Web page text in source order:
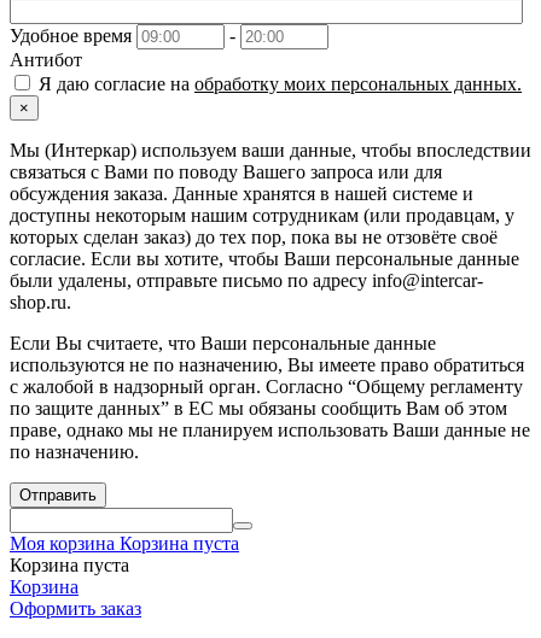
Удобное время
-
Антибот
Я даю согласие на обработку моих персональных данных.
×
Мы (Интеркар) используем ваши данные, чтобы впоследствии
связаться с Вами по поводу Вашего запроса или для
обсуждения заказа. Данные хранятся в нашей системе и
доступны некоторым нашим сотрудникам (или продавцам, у
которых сделан заказ) до тех пор, пока вы не отзовёте своё
согласие. Если вы хотите, чтобы Ваши персональные данные
были удалены, отправьте письмо по адресу info@intercar-
shop.ru.
Если Вы считаете, что Ваши персональные данные
используются не по назначению, Вы имеете право обратиться
с жалобой в надзорный орган. Согласно “Общему регламенту
по защите данных” в ЕС мы обязаны сообщить Вам об этом
праве, однако мы не планируем использовать Ваши данные не
по назначению.
Отправить
Моя корзина Корзина пуста
Корзина пуста
Корзина
Оформить заказ